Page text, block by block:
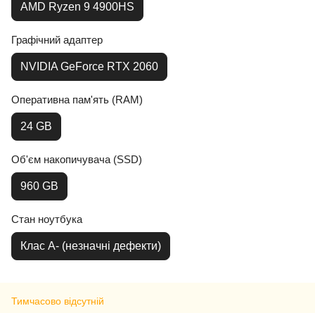
AMD Ryzen 9 4900HS
Графічний адаптер
NVIDIA GeForce RTX 2060
Оперативна пам'ять (RAM)
24 GB
Об'єм накопичувача (SSD)
960 GB
Стан ноутбука
Клас A- (незначні дефекти)
Тимчасово відсутній